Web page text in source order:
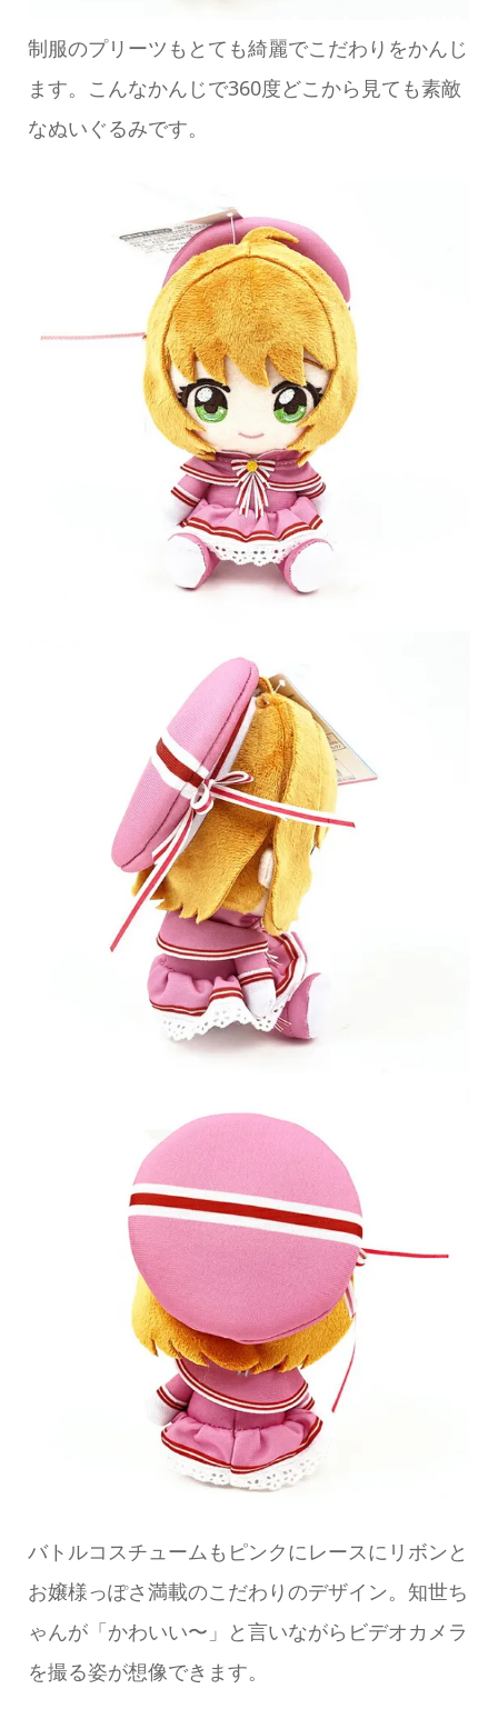
制服のプリーツもとても綺麗でこだわりをかんじ
ます。こんなかんじで360度どこから見ても素敵
なぬいぐるみです。
バトルコスチュームもピンクにレースにリボンと
お嬢様っぽさ満載のこだわりのデザイン。知世ち
ゃんが「かわいい〜」と言いながらビデオカメラ
を撮る姿が想像できます。